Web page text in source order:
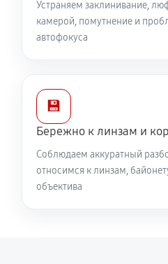
Устраняем заклинивание,
камерой, помутнение и
автофокуса
💾
Бережно к линзам и
Соблюдаем аккуратный
относимся к линзам,
объектива